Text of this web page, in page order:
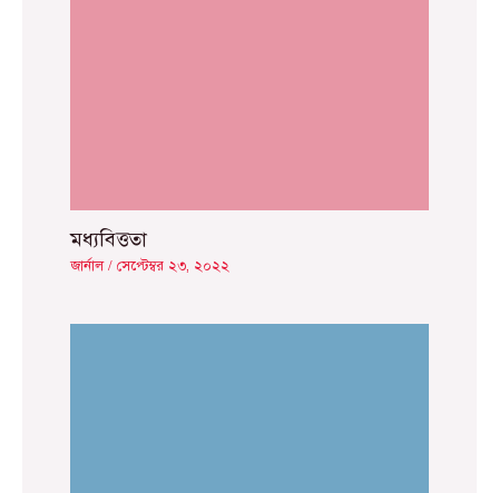
মধ্যবিত্ততা
জার্নাল/সেপ্টেম্বর ২৩, ২০২২